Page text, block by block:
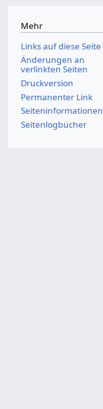
Mehr
Links auf diese Seite
Änderungen an
verlinkten Seiten
Druckversion
Permanenter Link
Seiten­­informationen
Seitenlogbücher